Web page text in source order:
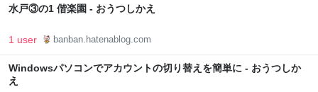
水戸③の1 偕楽園 - おうつしかえ
1 user banban.hatenablog.com
Windowsパソコンでアカウントの切り替えを簡単に - おうつしか
え